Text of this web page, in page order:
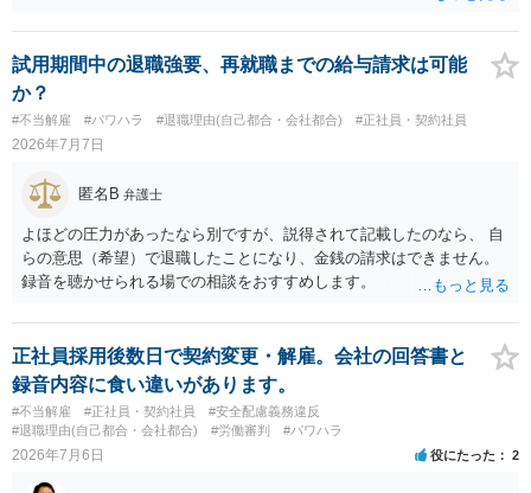
くしている場合があります。被告がこれ以上ありませんと言えば終わ
るかと思います。ご参考にしてください。
試用期間中の退職強要、再就職までの給与請求は可能
か？
#不当解雇 #パワハラ #退職理由(自己都合・会社都合) #正社員・契約社員
2026年7月7日
匿名B 弁護士
よほどの圧力があったなら別ですが、説得されて記載したのなら、 自
らの意思（希望）で退職したことになり、金銭の請求はできません。
録音を聴かせられる場での相談をおすすめします。
正社員採用後数日で契約変更・解雇。会社の回答書と
録音内容に食い違いがあります。
#不当解雇 #正社員・契約社員
#安全配慮義務違反
#退職理由(自己都合・会社都合)
#労働審判 #パワハラ
2026年7月6日 役にたった 2